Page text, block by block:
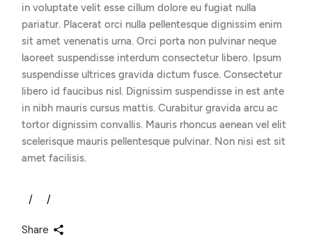
in voluptate velit esse cillum dolore eu fugiat nulla
pariatur. Placerat orci nulla pellentesque dignissim enim
sit amet venenatis urna. Orci porta non pulvinar neque
laoreet suspendisse interdum consectetur libero. Ipsum
suspendisse ultrices gravida dictum fusce. Consectetur
libero id faucibus nisl. Dignissim suspendisse in est ante
in nibh mauris cursus mattis. Curabitur gravida arcu ac
tortor dignissim convallis. Mauris rhoncus aenean vel elit
scelerisque mauris pellentesque pulvinar. Non nisi est sit
amet facilisis.
Share